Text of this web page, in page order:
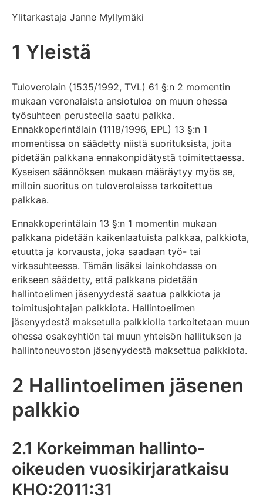
Ylitarkastaja Janne Myllymäki
1 Yleistä
Tuloverolain (1535/1992, TVL) 61 §:n 2 momentin
mukaan veronalaista ansiotuloa on muun ohessa
työsuhteen perusteella saatu palkka.
Ennakkoperintälain (1118/1996, EPL) 13 §:n 1
momentissa on säädetty niistä suorituksista, joita
pidetään palkkana ennakonpidätystä toimitettaessa.
Kyseisen säännöksen mukaan määräytyy myös se,
milloin suoritus on tuloverolaissa tarkoitettua
palkkaa.
Ennakkoperintälain 13 §:n 1 momentin mukaan
palkkana pidetään kaikenlaatuista palkkaa, palkkiota,
etuutta ja korvausta, joka saadaan työ- tai
virkasuhteessa. Tämän lisäksi lainkohdassa on
erikseen säädetty, että palkkana pidetään
hallintoelimen jäsenyydestä saatua palkkiota ja
toimitusjohtajan palkkiota. Hallintoelimen
jäsenyydestä maksetulla palkkiolla tarkoitetaan muun
ohessa osakeyhtiön tai muun yhteisön hallituksen ja
hallintoneuvoston jäsenyydestä maksettua palkkiota.
2 Hallintoelimen jäsenen
palkkio
2.1 Korkeimman hallinto-
oikeuden vuosikirjaratkaisu
KHO:2011:31